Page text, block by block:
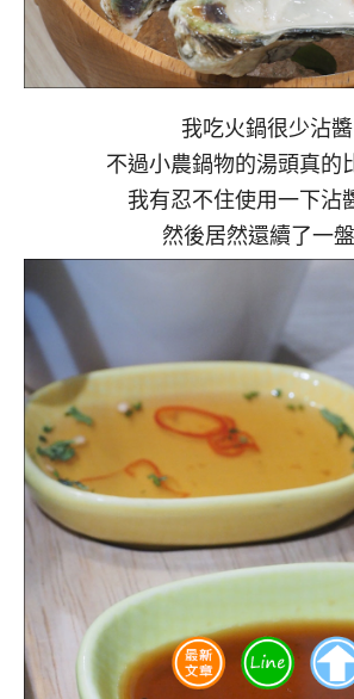
我吃火鍋很少沾醬
不過小農鍋物的湯頭真的
我有忍不住使用一下沾
然後居然還續了一